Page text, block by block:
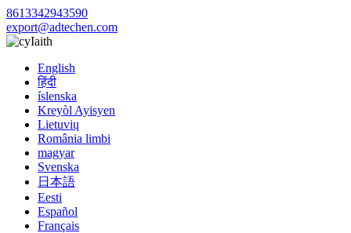
8613342943590
export@adtechen.com
Iaith
English
हिंदी
íslenska
Kreyòl Ayisyen
Lietuvių
România limbi
magyar
Svenska
日本語
Eesti
Español
Français